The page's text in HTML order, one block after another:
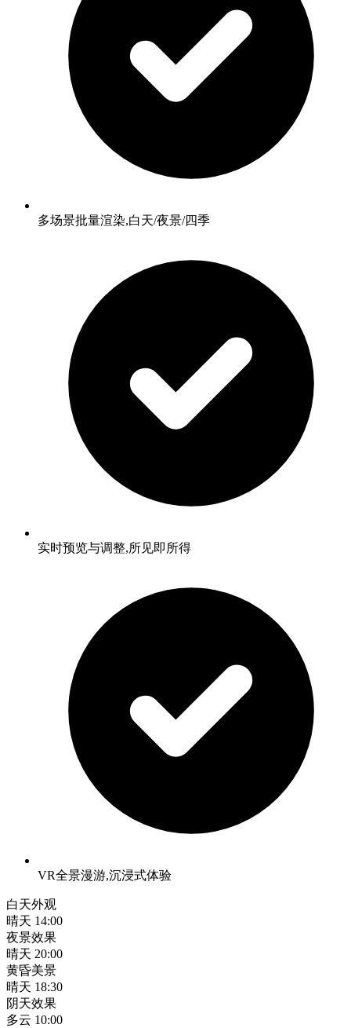
多场景批量渲染,白天/夜景/四季
实时预览与调整,所见即所得
VR全景漫游,沉浸式体验
白天外观
晴天 14:00
夜景效果
晴天 20:00
黄昏美景
晴天 18:30
阴天效果
多云 10:00